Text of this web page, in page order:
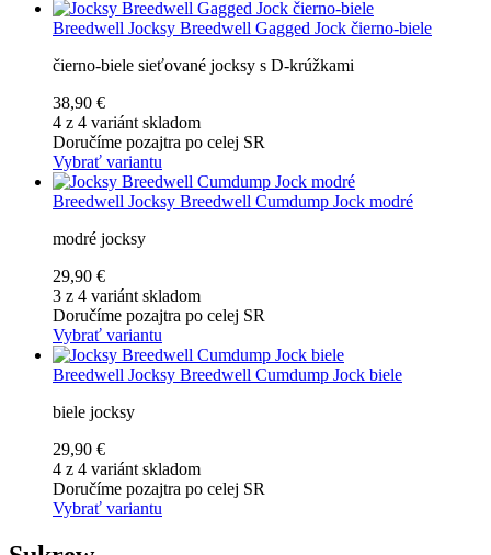
Breedwell Jocksy Breedwell Gagged Jock čierno-biele
čierno-biele sieťované jocksy s D-krúžkami
38,90 €
4 z 4 variánt skladom
Doručíme pozajtra po celej SR
Vybrať variantu
Breedwell Jocksy Breedwell Cumdump Jock modré
modré jocksy
29,90 €
3 z 4 variánt skladom
Doručíme pozajtra po celej SR
Vybrať variantu
Breedwell Jocksy Breedwell Cumdump Jock biele
biele jocksy
29,90 €
4 z 4 variánt skladom
Doručíme pozajtra po celej SR
Vybrať variantu